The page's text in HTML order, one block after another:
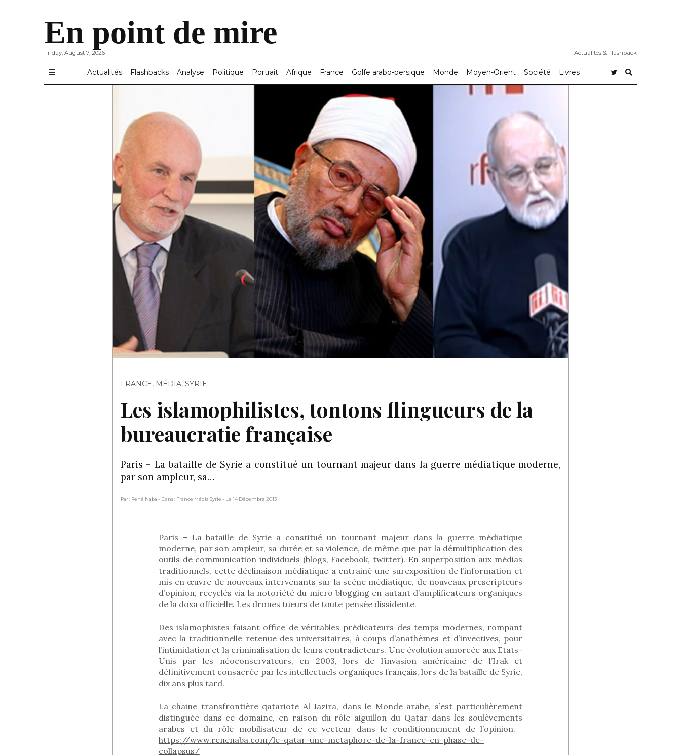
Friday, August 7, 2026
En point de mire
Actualités & Flashback
Actualités Flashbacks Analyse Politique Portrait Afrique France Golfe arabo-persique Monde Moyen-Orient Société Livres
FRANCE, MÉDIA, SYRIE
Les islamophilistes, tontons flingueurs de la
bureaucratie française
Paris – La bataille de Syrie a constitué un tournant majeur dans la guerre médiatique moderne,
par son ampleur, sa…
Par : René Naba - Dans : France Média Syrie - Le 14 Décembre 2013
Paris – La bataille de Syrie a constitué un tournant majeur dans la guerre médiatique
moderne, par son ampleur, sa durée et sa violence, de même que par la démultiplication des
outils de communication individuels (blogs, Facebook, twitter). En superposition aux médias
traditionnels, cette déclinaison médiatique a entrainé une surexposition de l’information et
mis en œuvre de nouveaux intervenants sur la scène médiatique, de nouveaux prescripteurs
d’opinion, recyclés via la notoriété du micro blogging en autant d’amplificateurs organiques
de la doxa officielle. Les drones tueurs de toute pensée dissidente.
Des islamophistes faisant office de véritables prédicateurs des temps modernes, rompant
avec la traditionnelle retenue des universitaires, à coups d’anathèmes et d’invectives, pour
l’intimidation et la criminalisation de leurs contradicteurs. Une évolution amorcée aux Etats-
Unis par les néoconservateurs, en 2003, lors de l’invasion américaine de l’Irak et
définitivement consacrée par les intellectuels organiques français, lors de la bataille de Syrie,
dix ans plus tard.
La chaine transfrontière qatariote Al Jazira, dans le Monde arabe, s’est particulièrement
distinguée dans ce domaine, en raison du rôle aiguillon du Qatar dans les soulèvements
arabes et du rôle mobilisateur de ce vecteur dans le conditionnement de l’opinion.
https://www.renenaba.com/le-qatar-une-metaphore-de-la-france-en-phase-de-
collapsus/